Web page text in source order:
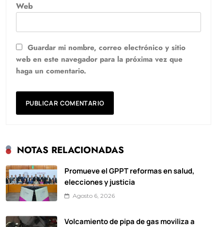
Web
Guardar mi nombre, correo electrónico y sitio
web en este navegador para la próxima vez que
haga un comentario.
NOTAS RELACIONADAS
Promueve el GPPT reformas en salud,
elecciones y justicia
Agosto 6, 2026
Volcamiento de pipa de gas moviliza a